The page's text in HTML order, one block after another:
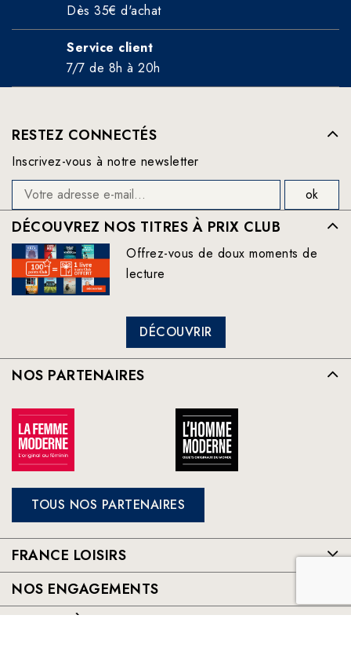
Dès 35€ d'achat
Service client
7/7 de 8h à 20h
RESTEZ CONNECTÉS
Inscrivez-vous à notre newsletter
DÉCOUVREZ NOS TITRES À PRIX CLUB
Offrez-vous de doux moments de
lecture
DÉCOUVRIR
NOS PARTENAIRES
TOUS NOS PARTENAIRES
FRANCE LOISIRS
NOS ENGAGEMENTS